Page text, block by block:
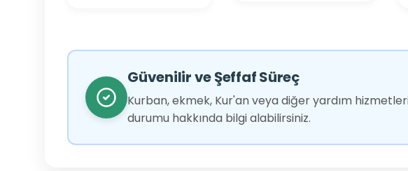
Güvenilir ve Şeffaf Süreç
Kurban, ekmek, Kur'an veya diğer yardım
durumu hakkında bilgi alabilirsiniz.